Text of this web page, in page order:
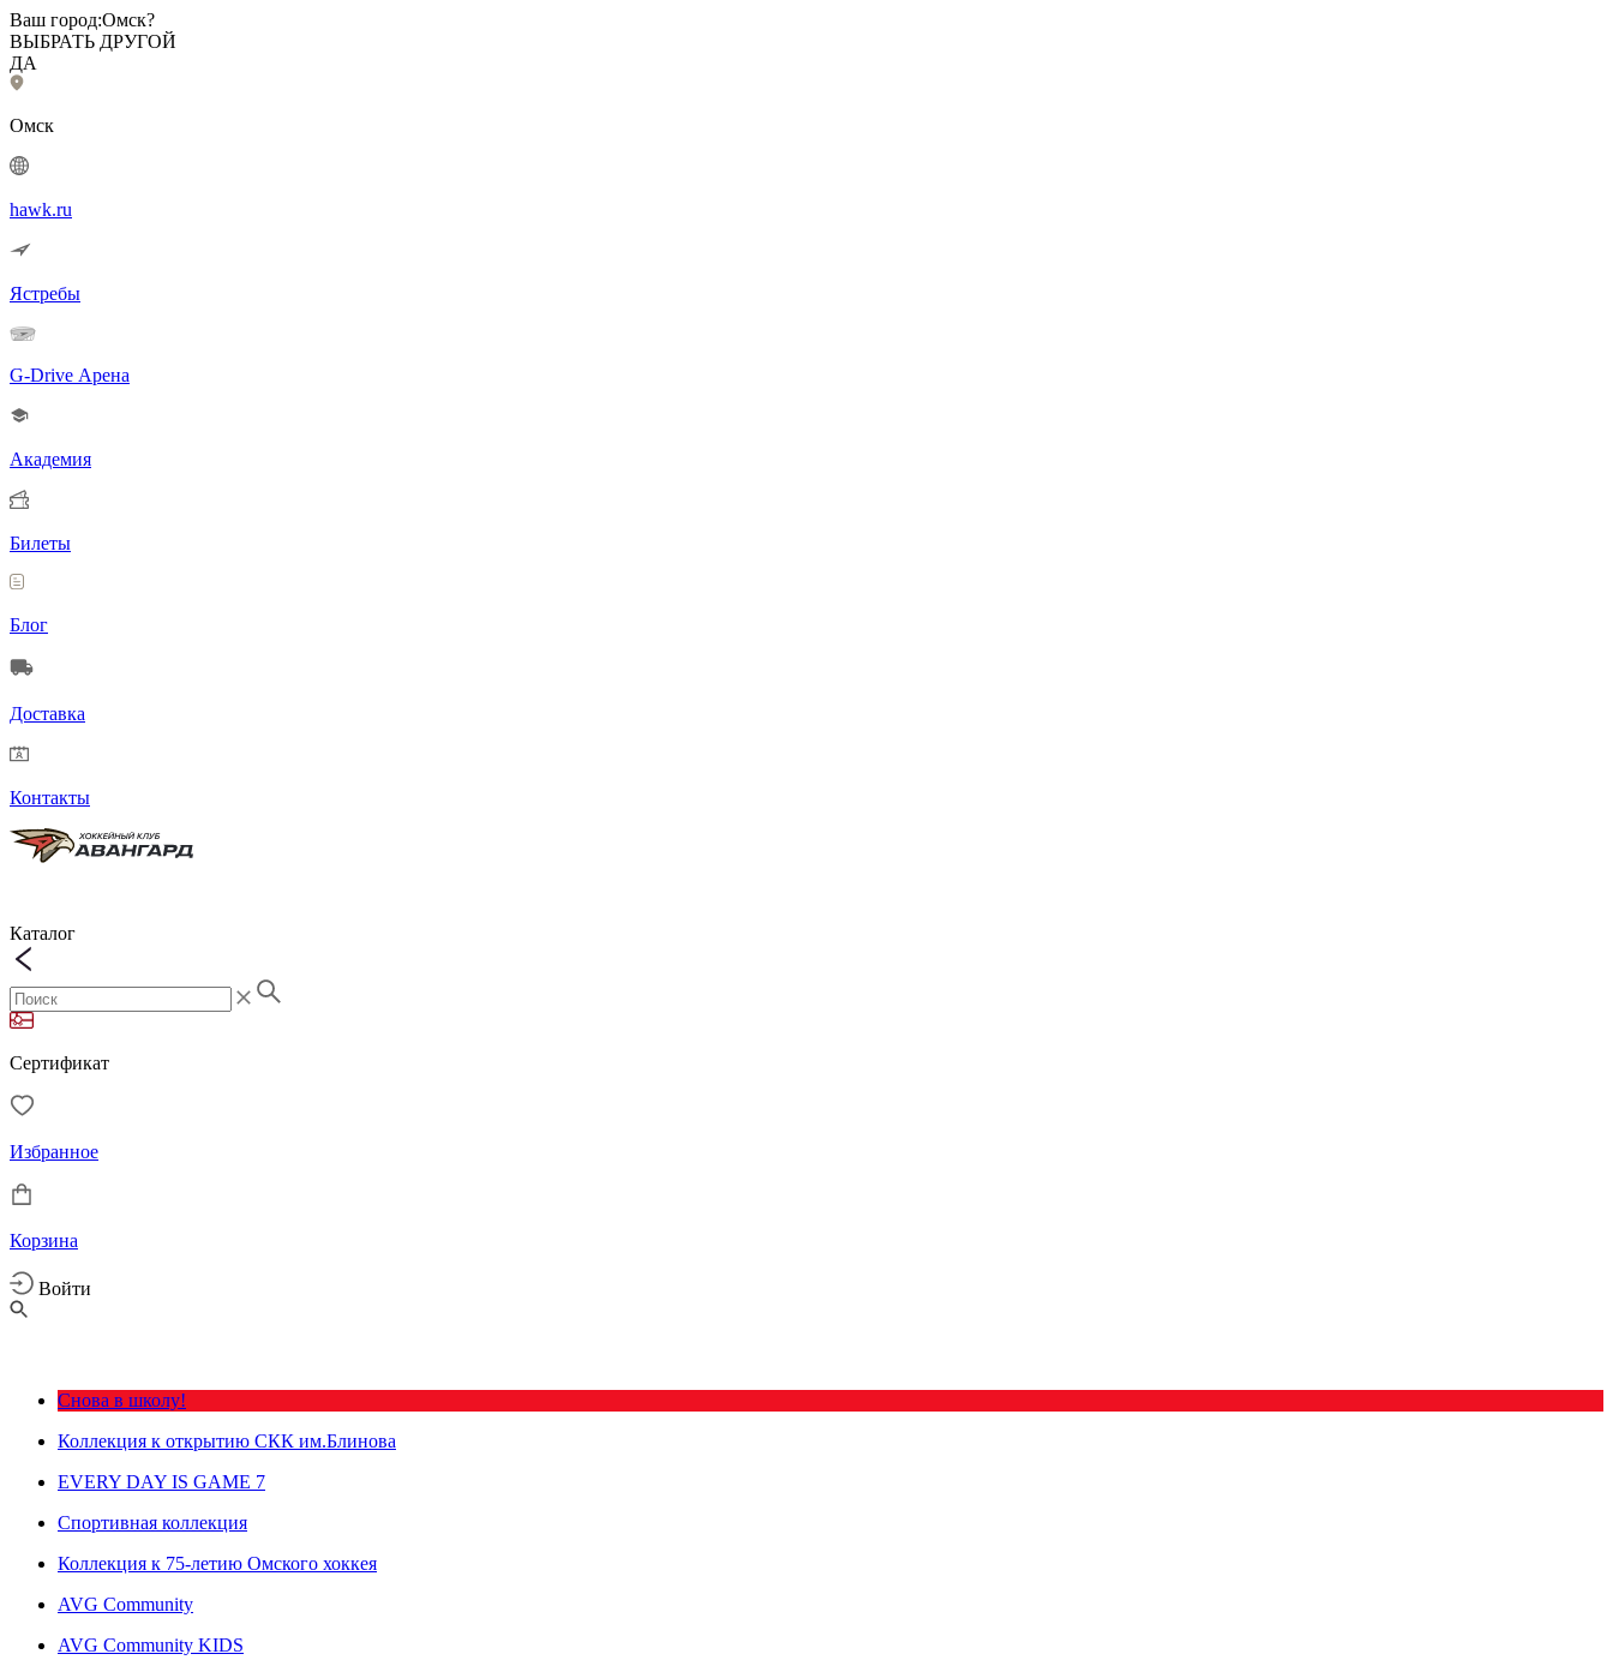
Ваш город:Омск?
ВЫБРАТЬ ДРУГОЙ
ДА
Омск
hawk.ru
Ястребы
G-Drive Арена
Академия
Билеты
Блог
Доставка
Контакты
Каталог
Сертификат
Избранное
Корзина
Войти
Снова в школу!
Коллекция к открытию СКК им.Блинова
EVERY DAY IS GAME 7
Спортивная коллекция
Коллекция к 75-летию Омского хоккея
AVG Community
AVG Community KIDS